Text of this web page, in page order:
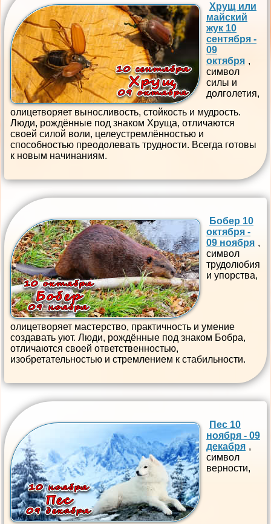
Хрущ или
майский
жук 10
сентября -
09
октября ,
символ
силы и
долголетия,
олицетворяет выносливость, стойкость и мудрость.
Люди, рождённые под знаком Хруща, отличаются
своей силой воли, целеустремлённостью и
способностью преодолевать трудности. Всегда готовы
к новым начинаниям.
Бобер 10
октября -
09 ноября ,
символ
трудолюбия
и упорства,
олицетворяет мастерство, практичность и умение
создавать уют. Люди, рождённые под знаком Бобра,
отличаются своей ответственностью,
изобретательностью и стремлением к стабильности.
Пес 10
ноября - 09
декабря ,
символ
верности,